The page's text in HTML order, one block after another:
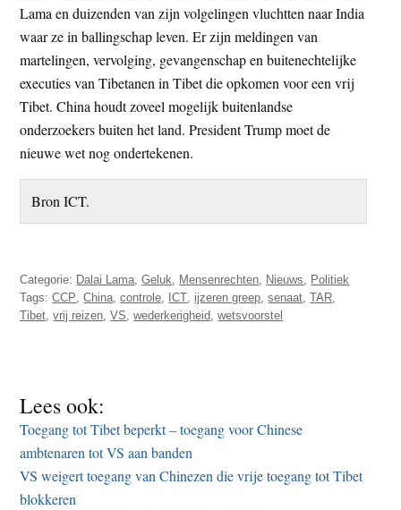
Lama en duizenden van zijn volgelingen vluchtten naar India
waar ze in ballingschap leven. Er zijn meldingen van
martelingen, vervolging, gevangenschap en buitenechtelijke
executies van Tibetanen in Tibet die opkomen voor een vrij
Tibet. China houdt zoveel mogelijk buitenlandse
onderzoekers buiten het land. President Trump moet de
nieuwe wet nog ondertekenen.
Bron ICT.
Categorie: Dalai Lama,Geluk, Mensenrechten, Nieuws, Politiek
Tags:CCP,China,controle, ICT, ijzeren greep,senaat,TAR,
Tibet,vrij reizen,VS,wederkerigheid,wetsvoorstel
Lees ook:
Toegang tot Tibet beperkt – toegang voor Chinese
ambtenaren tot VS aan banden
VS weigert toegang van Chinezen die vrije toegang tot Tibet
blokkeren